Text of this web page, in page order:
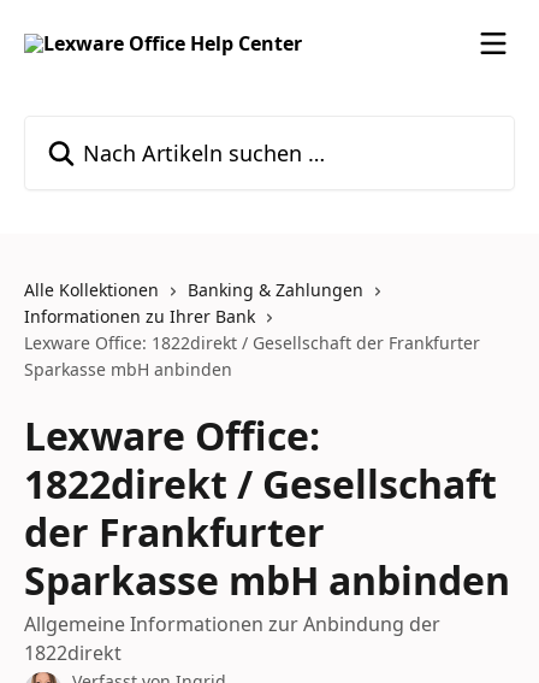
Alle Kollektionen
Banking & Zahlungen
Informationen zu Ihrer Bank
Lexware Office: 1822direkt / Gesellschaft der Frankfurter
Sparkasse mbH anbinden
Lexware Office:
1822direkt / Gesellschaft
der Frankfurter
Sparkasse mbH anbinden
Allgemeine Informationen zur Anbindung der
1822direkt